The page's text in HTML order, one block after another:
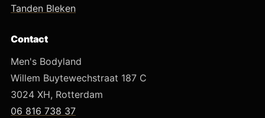
Tanden Bleken
Contact
Men's Bodyland
Willem Buytewechstraat 187 C
3024 XH, Rotterdam
06 816 738 37